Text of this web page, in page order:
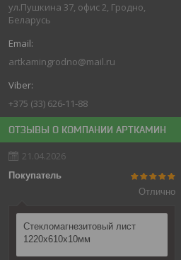
ул.Пушкина 37, офис 2, Гродно,
Беларусь
artkamingrodno@mail.ru
+375 (33) 626-11-88
ОТЗЫВЫ О КОМПАНИИ АРТКАМИН
21.04.2026
Покупатель
Отлично
Стекломагнезитовый лист
1220х610х10мм